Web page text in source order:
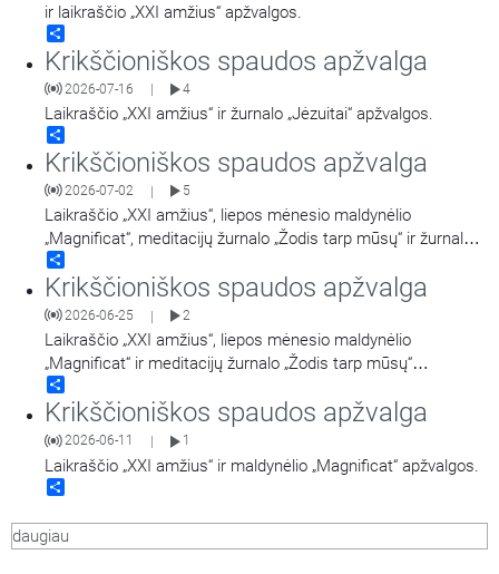
ir laikraščio „XXI amžius“ apžvalgos.
Krikščioniškos spaudos apžvalga
2026-07-16 4
Laikraščio „XXI amžius“ ir žurnalo „Jėzuitai“ apžvalgos.
Krikščioniškos spaudos apžvalga
2026-07-02 | 5
Laikraščio „XXI amžius“, liepos mėnesio maldynėlio
„Magnificat“, meditacijų žurnalo „Žodis tarp mūsų“ ir žurnalo
„Jėzuitai“ apžvalgos.
Krikščioniškos spaudos apžvalga
2026-06-25 | 2
Laikraščio „XXI amžius“, liepos mėnesio maldynėlio
„Magnificat“ ir meditacijų žurnalo „Žodis tarp mūsų“
apžvalgos.
Krikščioniškos spaudos apžvalga
2026-06-11 1
Laikraščio „XXI amžius“ ir maldynėlio „Magnificat“ apžvalgos.
daugiau